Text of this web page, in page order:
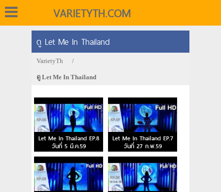
VARIETYTH.COM
ดู Let Me In Thailand
VarietyTh /
ดู Let Me In Thailand
Let Me In Thailand EP.8
วันที่ 5 มี.ค.59
Let Me In Thailand EP.7
วันที่ 27 ก.พ.59